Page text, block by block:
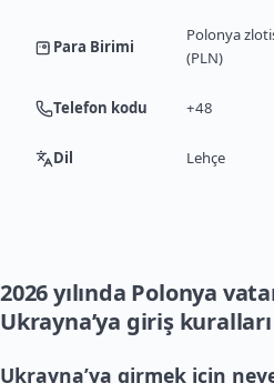
Para Birimi
Polonya
(PLN)
Telefon kodu +48
Dil Lehçe
2026 yılında Polonya
Ukrayna’ya giriş kuralları
Ukrayna’ya girmek için